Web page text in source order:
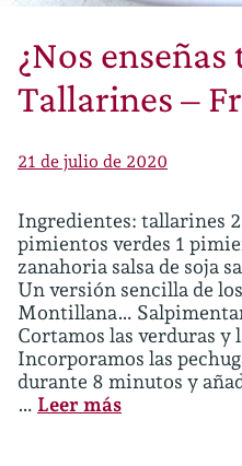
¿Nos enseñas
Tallarines –
21 de julio de 2020
Ingredientes: tallarines 2
pimientos verdes 1
zanahoria salsa de soja
Un versión sencilla de
Montillana…
Cortamos las verduras y
Incorporamos las
durante 8 minutos y
… Leer más